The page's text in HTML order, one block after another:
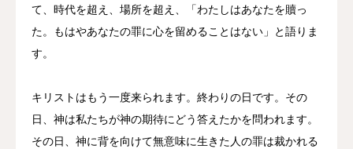
て、時代を超え、場所を超え、「わたしはあなたを贖っ
た。もはやあなたの罪に心を留めることはない」と語りま
す。
キリストはもう一度来られます。終わりの日です。その
日、神は私たちが神の期待にどう答えたかを問われます。
その日、神に背を向けて無意味に生きた人の罪は裁かれる